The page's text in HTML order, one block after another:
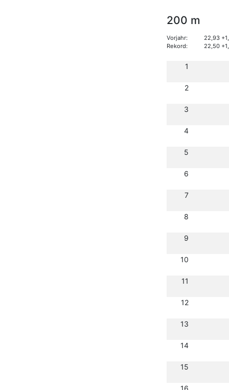
200 m
Vorjahr:
22,93
Rekord:
22,50
1
2
3
4
5
6
7
8
9
10
11
12
13
14
15
16